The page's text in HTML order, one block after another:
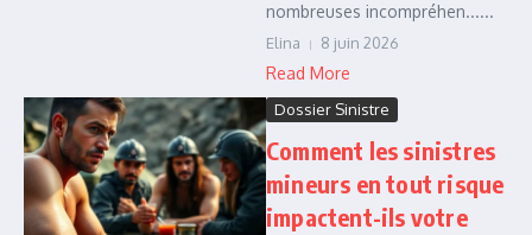
nombreuses incompréhen......
Elina 8 juin 2026
Read More
Dossier Sinistre
Comment les sinistres
mineurs en tout risque
impactent-ils votre